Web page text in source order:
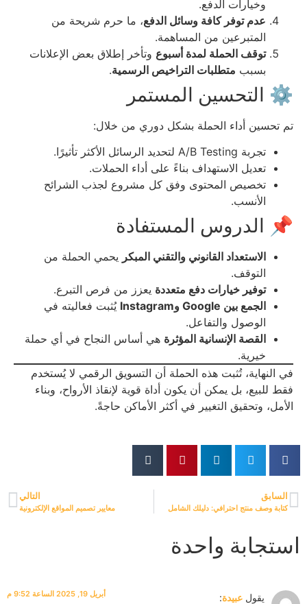
وخيارات الدفع.
عدم توفر كافة وسائل الدفع، ما حرم شريحة من
المتبرعين من المساهمة.
توقف الحملة لمدة أسبوع وتأخر إطلاق بعض الإعلانات
بسبب متطلبات التراخيص الرسمية.
⚙️ التحسين المستمر
تم تحسين أداء الحملة بشكل دوري من خلال:
تجربة A/B Testing لتحديد الرسائل الأكثر تأثيرًا.
تعديل الاستهداف بناءً على أداء الحملات.
تخصيص المحتوى وفق كل مشروع لجذب الشرائح
الأنسب.
📌 الدروس المستفادة
الاستعداد القانوني والتقني المبكر يحمي الحملة من
التوقف.
توفير خيارات دفع متعددة يعزز من فرص التبرع.
الجمع بين Google وInstagram
يُثبت فعاليته في
الوصول والتفاعل.
القصة الإنسانية المؤثرة هي أساس النجاح في أي حملة
خيرية.
في النهاية، تُثبت هذه الحملة أن التسويق الرقمي لا يُستخدم
فقط للبيع، بل يمكن أن يكون أداة قوية لإنقاذ الأرواح، وبناء
الأمل، وتحقيق التغيير في أكثر الأماكن حاجةً.
السابق
كتابة وصف منتج احترافي: دليلك الشامل
التالي
معايير تصميم المواقع الإلكترونية
استجابة واحدة
يقول عبيدة: أبريل 19, 2025 الساعة 9:52 م